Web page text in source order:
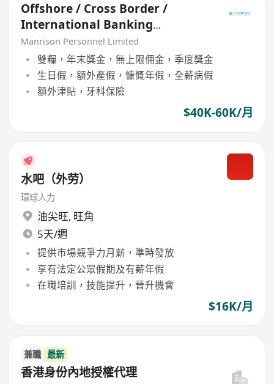
Offshore / Cross Border /
International Banking
Relationship Manager
Manrison Personnel Limited
雙糧，年末獎金，無上限佣金，季度獎金
生日假，額外產假，慷慨年假，全薪病假
額外津貼，牙科保險
$40K-60K/月
水吧（外劳）
環球人力
油尖旺, 旺角
5天/週
提供市場競爭力月薪，準時發放
享有法定公眾假期及有薪年假
在職培訓，技能提升，晉升機會
$16K/月
兼職 最新
香港身份內地授權代理